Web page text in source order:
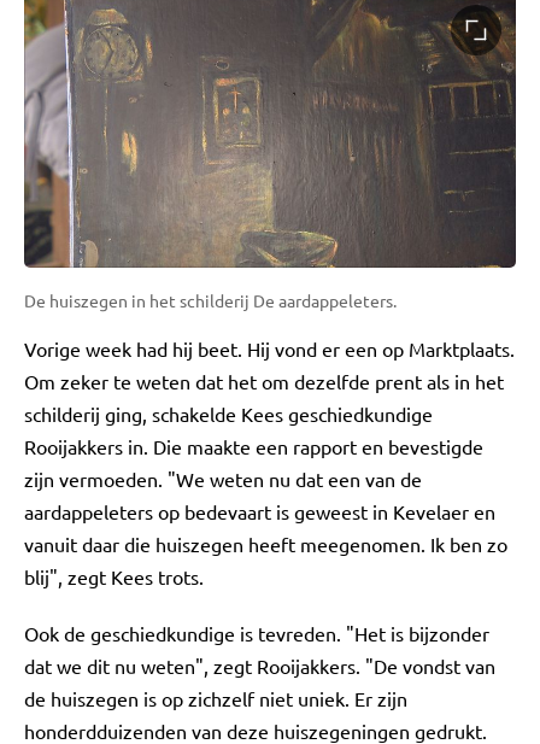
De huiszegen in het schilderij De aardappeleters.
Vorige week had hij beet. Hij vond er een op Marktplaats.
Om zeker te weten dat het om dezelfde prent als in het
schilderij ging, schakelde Kees geschiedkundige
Rooijakkers in. Die maakte een rapport en bevestigde
zijn vermoeden. "We weten nu dat een van de
aardappeleters op bedevaart is geweest in Kevelaer en
vanuit daar die huiszegen heeft meegenomen. Ik ben zo
blij", zegt Kees trots.
Ook de geschiedkundige is tevreden. "Het is bijzonder
dat we dit nu weten", zegt Rooijakkers. "De vondst van
de huiszegen is op zichzelf niet uniek. Er zijn
honderdduizenden van deze huiszegeningen gedrukt.